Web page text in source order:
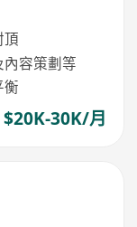
頂
容策劃等
衡
$20K-30K/月